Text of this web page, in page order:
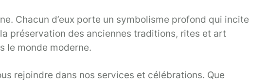
Chacun d’eux porte un symbolisme profond qui incite
préservation des anciennes traditions, rites et art
le monde moderne.
rejoindre dans nos services et célébrations. Que